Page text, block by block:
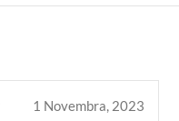
1 Novembra, 2023